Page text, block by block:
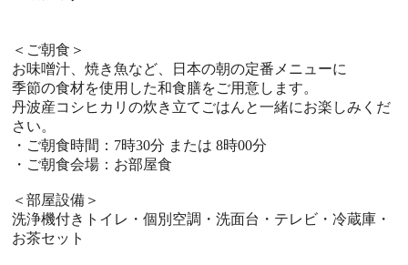
＜ご朝食＞
お味噌汁、焼き魚など、日本の朝の定番メニューに
季節の食材を使用した和食膳をご用意します。
丹波産コシヒカリの炊き立てごはんと一緒にお楽しみくだ
さい。
・ご朝食時間：7時30分 または 8時00分
・ご朝食会場：お部屋食
＜部屋設備＞
洗浄機付きトイレ・個別空調・洗面台・テレビ・冷蔵庫・
お茶セット